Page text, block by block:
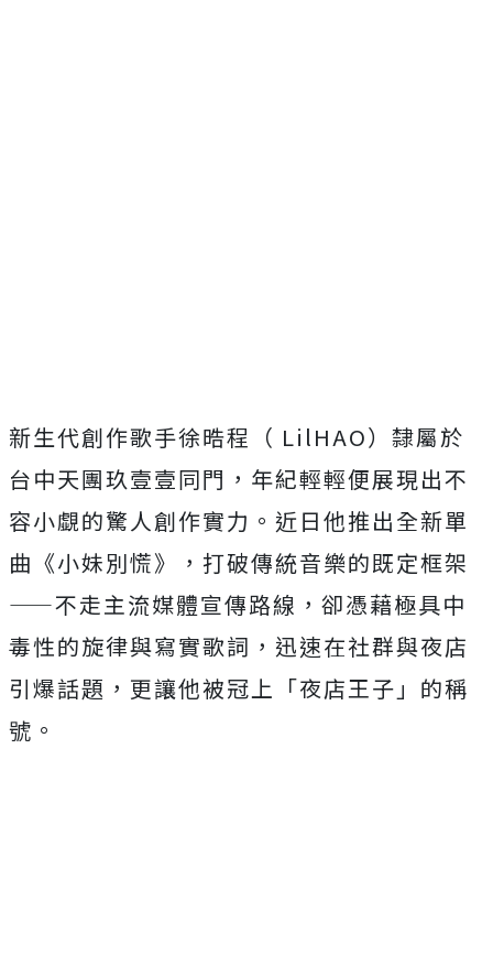
新生代創作歌手徐晧程（ LilHAO）隸屬於
台中天團玖壹壹同門， 年紀輕輕便展現出不
容小覷的驚人創作實力。近日他推出全新單
曲《小妹別慌》，打破傳統音樂的既定框架
——不走主流媒體宣傳路線， 卻憑藉極具中
毒性的旋律與寫實歌詞，迅速在社群與夜店
引爆話題， 更讓他被冠上「夜店王子」的稱
號。